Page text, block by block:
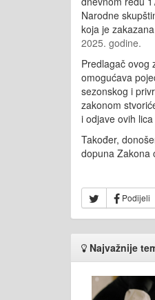
Narodne
koja je
2025. godine.
Predlagač ovog
omogućava
sezonskog i
zakonom
i odjave ovih
Također,
dopuna Zakona
Podijeli
Najvažnije